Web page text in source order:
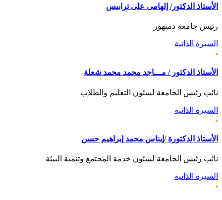
الأستاذ الدكتور/ إلهامى على ترابيس
رئيس جامعة دمنهور
السيرة الذاتية
الأستاذ الدكتور / مـــاجد محمد محمد شعلة
نائب رئيس الجامعة لشئون التعليم والطلاب
السيرة الذاتية
الأستاذ الدكتورة /إيناس محمد إبراهيم حسن
نائب رئيس الجامعة لشئون خدمة المجتمع وتنمية البيئة
السيرة الذاتية